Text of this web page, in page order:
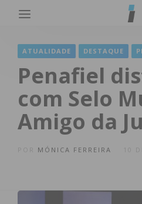
ATUALIDADE DESTAQUE
Penafiel
com Selo
Amigo da
MÓNICA FERREIRA